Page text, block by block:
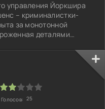
управления Йоркшира
– криминалистки-
за монотонной
деталями
Голосов: 25